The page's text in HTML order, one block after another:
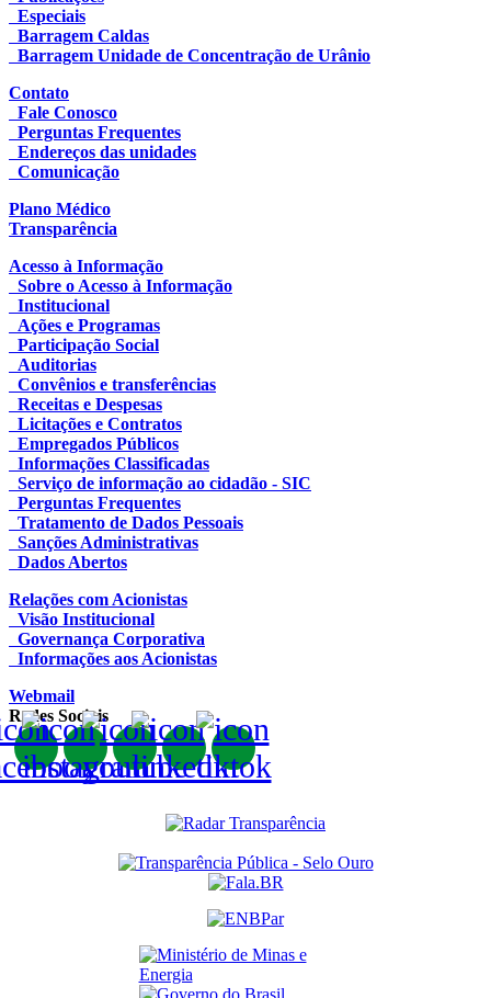
Especiais
Barragem Caldas
Barragem Unidade de Concentração de Urânio
Contato
Fale Conosco
Perguntas Frequentes
Endereços das unidades
Comunicação
Plano Médico
Transparência
Acesso à Informação
Sobre o Acesso à Informação
Institucional
Ações e Programas
Participação Social
Auditorias
Convênios e transferências
Receitas e Despesas
Licitações e Contratos
Empregados Públicos
Informações Classificadas
Serviço de informação ao cidadão - SIC
Perguntas Frequentes
Tratamento de Dados Pessoais
Sanções Administrativas
Dados Abertos
Relações com Acionistas
Visão Institucional
Governança Corporativa
Informações aos Acionistas
Webmail
Redes Sociais